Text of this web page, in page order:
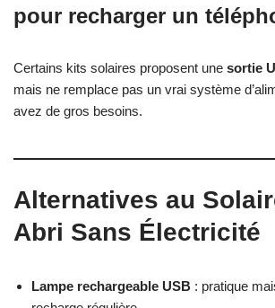
pour recharger un
Certains kits solaires proposent une sortie
mais ne remplace pas un vrai système
avez de gros besoins.
Alternatives au
Abri Sans Électricité
Lampe rechargeable USB : pratique